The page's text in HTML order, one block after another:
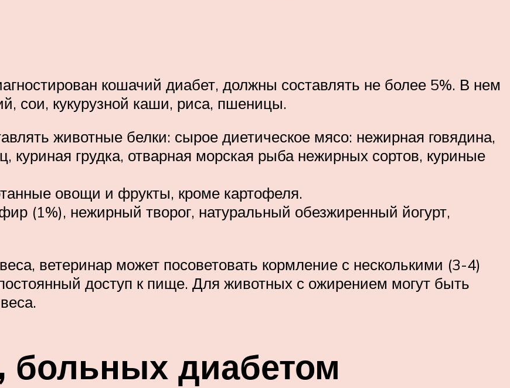
кошачий диабет, должны составлять не более 5%. В нем
сои, кукурузной каши, риса, пшеницы.
животные белки: сырое диетическое мясо: нежирная говядина,
куриная грудка, отварная морская рыба нежирных сортов, куриные
овощи и фрукты, кроме картофеля.
(1%), нежирный творог, натуральный обезжиренный йогурт,
ветеринар может посоветовать кормление с несколькими (3-4)
доступ к пище. Для животных с ожирением могут быть
больных диабетом